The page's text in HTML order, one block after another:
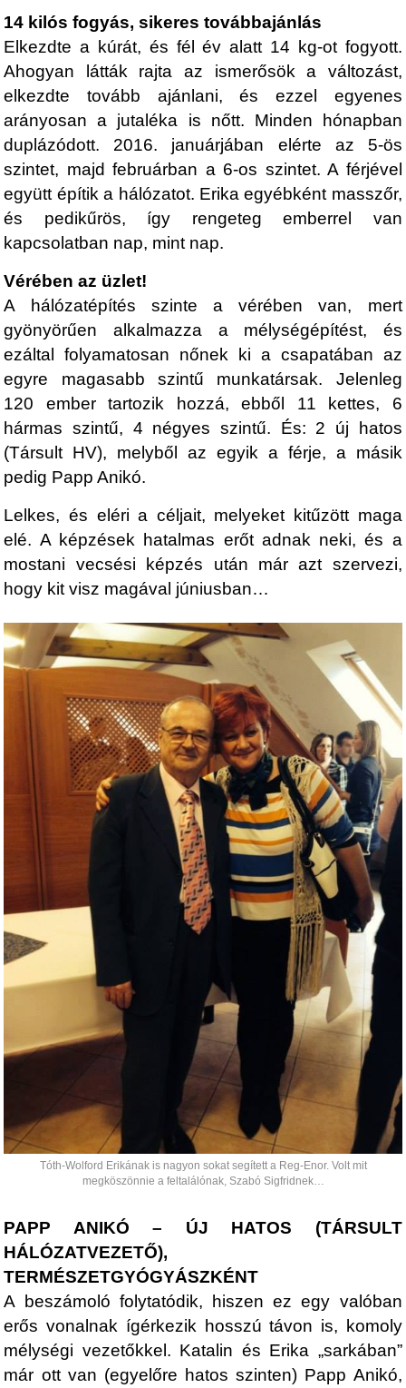
14 kilós fogyás, sikeres továbbajánlás
Elkezdte a kúrát, és fél év alatt 14 kg-ot fogyott.
Ahogyan látták rajta az ismerősök a változást,
elkezdte tovább ajánlani, és ezzel egyenes
arányosan a jutaléka is nőtt. Minden hónapban
duplázódott. 2016. januárjában elérte az 5-ös
szintet, majd februárban a 6-os szintet. A férjével
együtt építik a hálózatot. Erika egyébként masszőr,
és pedikűrös, így rengeteg emberrel van
kapcsolatban nap, mint nap.
Vérében az üzlet!
A hálózatépítés szinte a vérében van, mert
gyönyörűen alkalmazza a mélységépítést, és
ezáltal folyamatosan nőnek ki a csapatában az
egyre magasabb szintű munkatársak. Jelenleg
120 ember tartozik hozzá, ebből 11 kettes, 6
hármas szintű, 4 négyes szintű. És: 2 új hatos
(Társult HV), melyből az egyik a férje, a másik
pedig Papp Anikó.
Lelkes, és eléri a céljait, melyeket kitűzött maga
elé. A képzések hatalmas erőt adnak neki, és a
mostani vecsési képzés után már azt szervezi,
hogy kit visz magával júniusban…
Tóth-Wolford Erikának is nagyon sokat segített a Reg-Enor. Volt mit
megköszönnie a feltalálónak, Szabó Sigfridnek…
PAPP ANIKÓ
– ÚJ HATOS (TÁRSULT
HÁLÓZATVEZETŐ),
TERMÉSZETGYÓGYÁSZKÉNT
A beszámoló folytatódik, hiszen ez egy valóban
erős vonalnak ígérkezik hosszú távon is, komoly
mélységi vezetőkkel. Katalin és Erika „sarkában”
már ott van (egyelőre hatos szinten) Papp Anikó,